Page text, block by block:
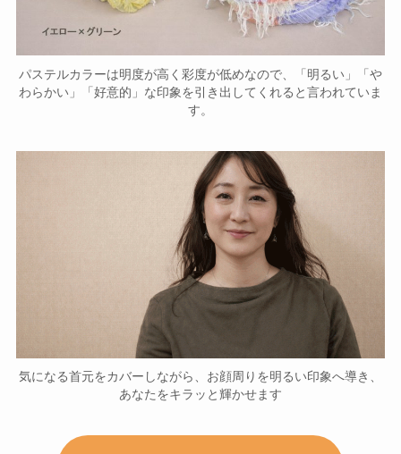
パステルカラーは明度が高く彩度が低めなので、「明るい」「や
わらかい」「好意的」な印象を引き出してくれると言われていま
す。
気になる首元をカバーしながら、お顔周りを明るい印象へ導き、
あなたをキラッと輝かせます